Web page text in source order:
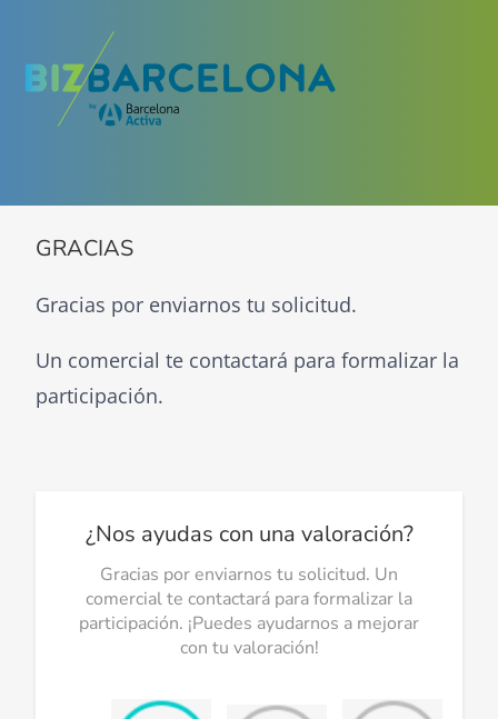
GRACIAS
Gracias por enviarnos tu solicitud.
Un comercial te contactará para formalizar la
participación.
¿Nos ayudas con una valoración?
Gracias por enviarnos tu solicitud. Un
comercial te contactará para formalizar la
participación. ¡Puedes ayudarnos a mejorar
con tu valoración!